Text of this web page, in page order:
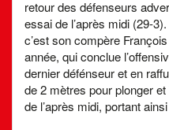
retour des défenseurs
essai de l’après midi (29-
c’est son compère
année, qui conclue
dernier défénseur et en
de 2 mètres pour plonger
de l’après midi, portant